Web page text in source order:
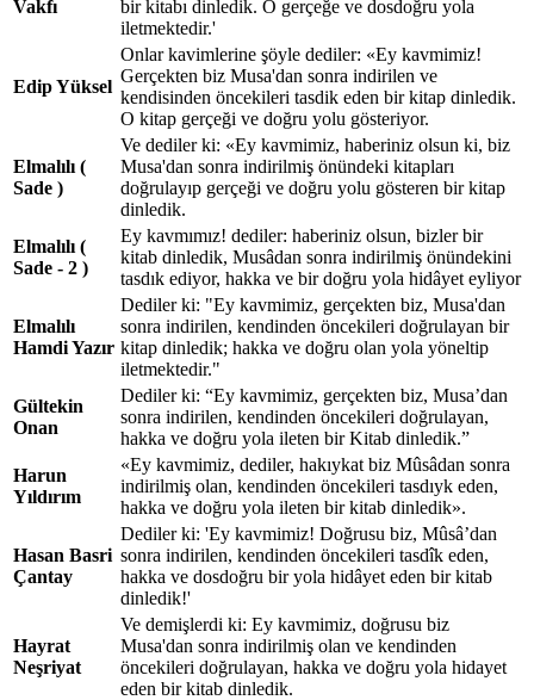
Vakfı
bir kitabı dinledik. O gerçeğe ve dosdoğru yola
iletmektedir.'
Edip Yüksel
Onlar kavimlerine şöyle dediler: «Ey kavmimiz!
Gerçekten biz Musa'dan sonra indirilen ve
kendisinden öncekileri tasdik eden bir kitap dinledik.
O kitap gerçeği ve doğru yolu gösteriyor.
Elmalılı (
Sade )
Ve dediler ki: «Ey kavmimiz, haberiniz olsun ki, biz
Musa'dan sonra indirilmiş önündeki kitapları
doğrulayıp gerçeği ve doğru yolu gösteren bir kitap
dinledik.
Elmalılı (
Sade - 2 )
Ey kavmımız! dediler: haberiniz olsun, bizler bir
kitab dinledik, Musâdan sonra indirilmiş önündekini
tasdık ediyor, hakka ve bir doğru yola hidâyet eyliyor
Elmalılı
Hamdi Yazır
Dediler ki: "Ey kavmimiz, gerçekten biz, Musa'dan
sonra indirilen, kendinden öncekileri doğrulayan bir
kitap dinledik; hakka ve doğru olan yola yöneltip
iletmektedir."
Gültekin
Onan
Dediler ki: “Ey kavmimiz, gerçekten biz, Musa’dan
sonra indirilen, kendinden öncekileri doğrulayan,
hakka ve doğru yola ileten bir Kitab dinledik.”
Harun
Yıldırım
«Ey kavmimiz, dediler, hakıykat biz Mûsâdan sonra
indirilmiş olan, kendinden öncekileri tasdıyk eden,
hakka ve doğru yola ileten bir kitab dinledik».
Hasan Basri
Çantay
Dediler ki: 'Ey kavmimiz! Doğrusu biz, Mûsâ’dan
sonra indirilen, kendinden öncekileri tasdîk eden,
hakka ve dosdoğru bir yola hidâyet eden bir kitab
dinledik!'
Hayrat
Neşriyat
Ve demişlerdi ki: Ey kavmimiz, doğrusu biz
Musa'dan sonra indirilmiş olan ve kendinden
öncekileri doğrulayan, hakka ve doğru yola hidayet
eden bir kitab dinledik.